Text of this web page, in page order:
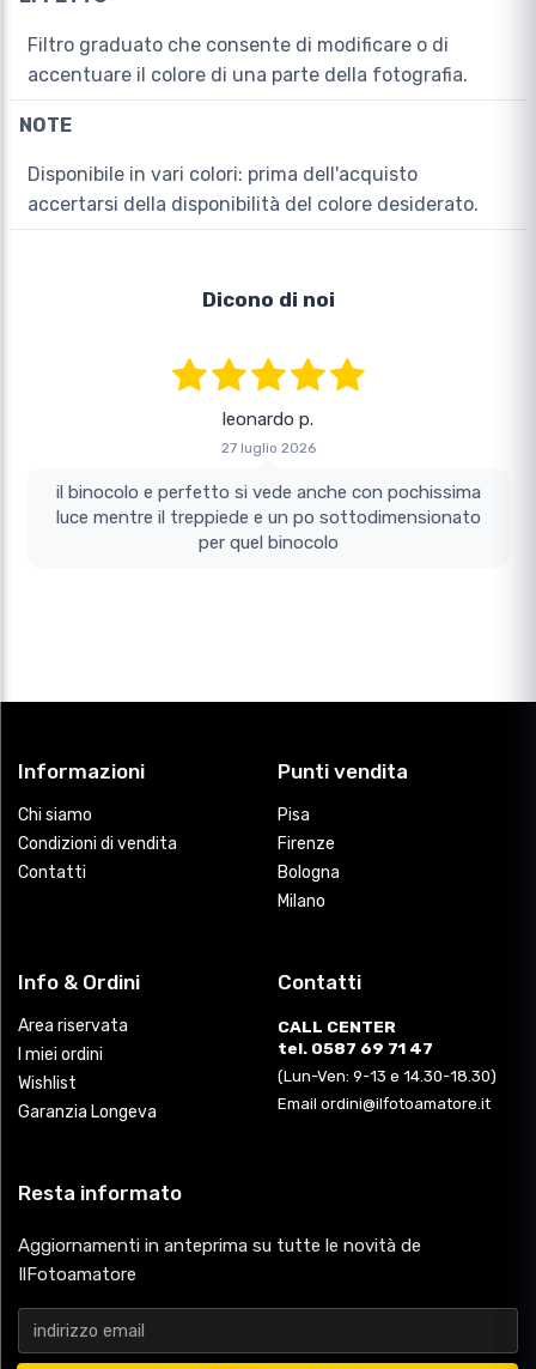
Filtro graduato che consente di modificare o di
accentuare il colore di una parte della fotografia.
NOTE
Disponibile in vari colori: prima dell'acquisto
accertarsi della disponibilità del colore desiderato.
Dicono di noi
leonardo p.
27 luglio 2026
il binocolo e perfetto si vede anche con pochissima
luce mentre il treppiede e un po sottodimensionato
per quel binocolo
Informazioni
Chi siamo
Condizioni di vendita
Contatti
Punti vendita
Pisa
Firenze
Bologna
Milano
Info & Ordini
Area riservata
I miei ordini
Wishlist
Garanzia Longeva
Contatti
CALL CENTER
tel. 0587 69 71 47
(Lun-Ven: 9-13 e 14.30-18.30)
Email ordini@ilfotoamatore.it
Resta informato
Aggiornamenti in anteprima su tutte le novità de
IlFotoamatore